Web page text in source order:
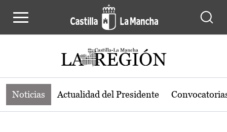
Noticias de la región de Castilla-La
Noticias Actualidad del Presidente